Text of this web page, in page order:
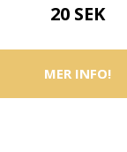
20 SEK
MER INFO!